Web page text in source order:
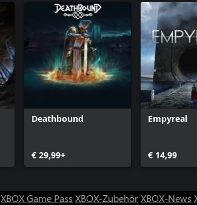
Deathbound
€ 29,99+
Empyreal
€ 14,99
XBOX Game Pass XBOX-ZubehörXBOX-News